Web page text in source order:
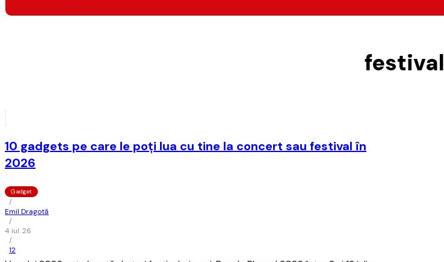
festival
10 gadgets pe care le poți lua cu tine la concert sau festival în
2026
Gadget
/
Emil Dragotă
/
4 iul. 26
/
12